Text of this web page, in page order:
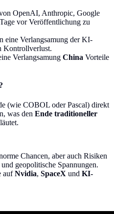
OpenAI, Anthropic, Google
vor Veröffentlichung zu
eine Verlangsamung der KI-
Kontrollverlust.
Verlangsamung China Vorteile
(wie COBOL oder Pascal) direkt
was den Ende traditioneller
Chancen, aber auch Risiken
geopolitische Spannungen.
aufNvidia, SpaceX und KI-